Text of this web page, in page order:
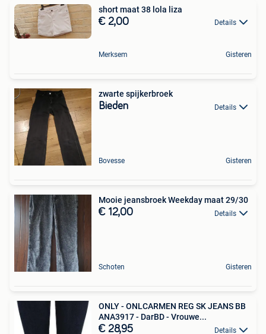
short maat 38 lola liza
€ 2,00 Details
Merksem Gisteren
zwarte spijkerbroek
Bieden Details
Bovesse Gisteren
Mooie jeansbroek Weekday maat 29/30
€ 12,00 Details
Schoten Gisteren
ONLY - ONLCARMEN REG SK JEANS BB
ANA3917 - DarBD - Vrouwe...
€ 28,95 Details